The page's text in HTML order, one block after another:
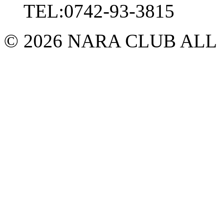
TEL:0742-93-3815
© 2026 NARA CLUB ALL